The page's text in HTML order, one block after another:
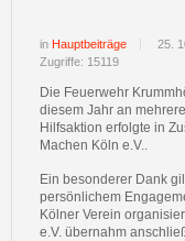
in Hauptbeiträge 25.
Zugriffe: 15119
Die Feuerwehr
diesem Jahr an
Hilfsaktion erfolgte in
Machen Köln e.V..
Ein besonderer Dank
persönlichem
Kölner Verein
e.V. übernahm